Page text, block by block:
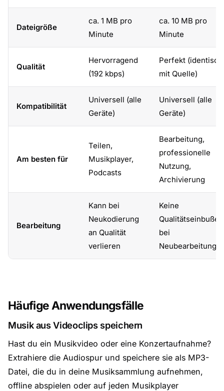
Dateigröße
ca. 1 MB pro
Minute
ca. 10 MB pro
Minute
Qualität
Hervorragend
(192 kbps)
Perfekt (identisch
mit Quelle)
Kompatibilität
Universell (alle
Geräte)
Universell (alle
Geräte)
Am besten für
Teilen,
Musikplayer,
Podcasts
Bearbeitung,
professionelle
Nutzung,
Archivierung
Bearbeitung
Kann bei
Neukodierung
an Qualität
verlieren
Keine
Qualitätseinbußen
bei
Neubearbeitung
Häufige Anwendungsfälle
Musik aus Videoclips speichern
Hast du ein Musikvideo oder eine Konzertaufnahme?
Extrahiere die Audiospur und speichere sie als MP3-
Datei, die du in deine Musiksammlung aufnehmen,
offline abspielen oder auf jeden Musikplayer